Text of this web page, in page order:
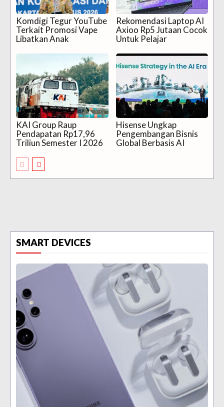
Komdigi Tegur YouTube
Terkait Promosi Vape
Libatkan Anak
Rekomendasi Laptop AI
Axioo Rp5 Jutaan Cocok
Untuk Pelajar
KAI Group Raup
Pendapatan Rp17,96
Triliun Semester I 2026
Hisense Ungkap
Pengembangan Bisnis
Global Berbasis AI
SMART DEVICES